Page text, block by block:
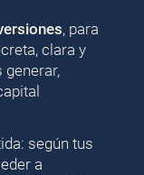
, para
clara y
según tus
a